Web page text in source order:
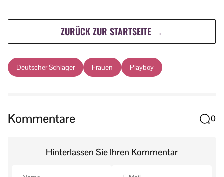
ZURÜCK ZUR STARTSEITE →
Deutscher Schlager Frauen Playboy
Kommentare 0
Hinterlassen Sie Ihren Kommentar